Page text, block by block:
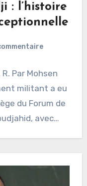
: l’histoire
Par Mohsen
militant a eu
du Forum de
avec…